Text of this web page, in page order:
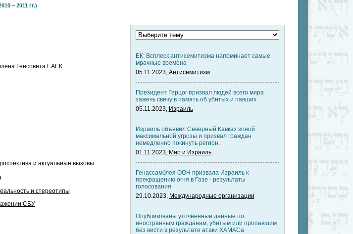
– 2011 гг.)
Генсовета ЕАЕК
и актуальные вызовы
и стереотипы
СБУ
ЕК: Всплеск антисемитизма напоминает самые
мрачные времена
05.11.2023, Антисемитизм
Президент Герцог призвал людей всего мира
зажечь свечу в память об убитых и павших
05.11.2023, Израиль
Израиль объявил Северный Кавказ зоной
максимальной угрозы и призвал граждан
немедленно покинуть регион.
01.11.2023, Мир и Израиль
Генассамблея ООН призвала Израиль к
прекращению огня в Газе - результаты
голосования
29.10.2023, Международные организации
Опубликованы уточненные данные по
иностранным гражданам, убитым или пропавшим
без вести в результате атаки ХАМАСа